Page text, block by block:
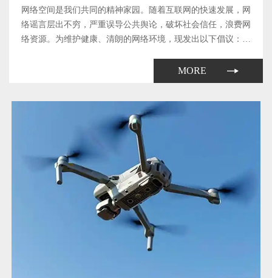
网络空间是我们共同的精神家园。随着互联网的快速发展，网
络谣言层出不穷，严重误导公共舆论，破坏社会信任，浪费网
络资源。为维护健康、清朗的网络环境，现发出以下倡议：
要多方查证，不随意转发未经证实的信息；提高自身的媒介素
MORE